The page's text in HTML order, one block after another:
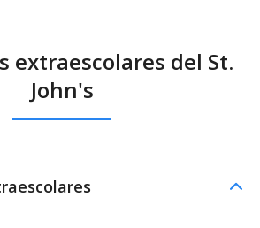
extraescolares del St.
John's